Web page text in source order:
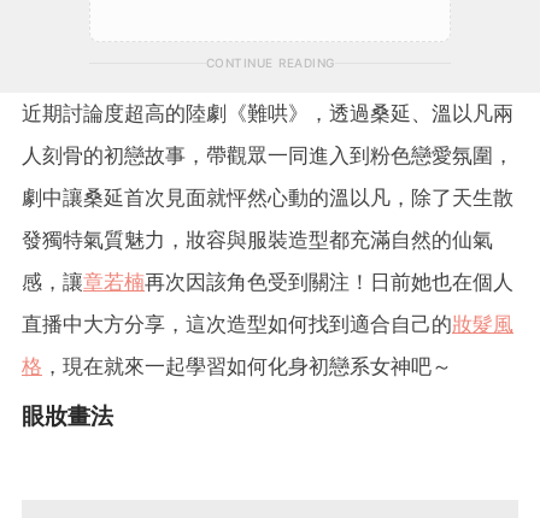
CONTINUE READING
近期討論度超高的陸劇《難哄》，透過桑延、溫以凡兩
人刻骨的初戀故事，帶觀眾一同進入到粉色戀愛氛圍，
劇中讓桑延首次見面就怦然心動的溫以凡，除了天生散
發獨特氣質魅力，妝容與服裝造型都充滿自然的仙氣
感，讓章若楠再次因該角色受到關注！日前她也在個人
直播中大方分享，這次造型如何找到適合自己的妝髮風
格 ，現在就來一起學習如何化身初戀系女神吧～
眼妝畫法